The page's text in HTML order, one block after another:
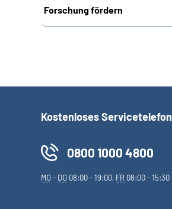
Forschung fördern
Kostenloses Servicetelefon
0800 1000 4800
MO- DO 08:00 - 19:00, FR 08:00 - 15:30